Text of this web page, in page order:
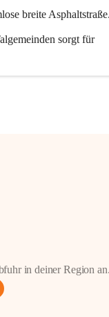
breite
sorgt für
in deiner Region